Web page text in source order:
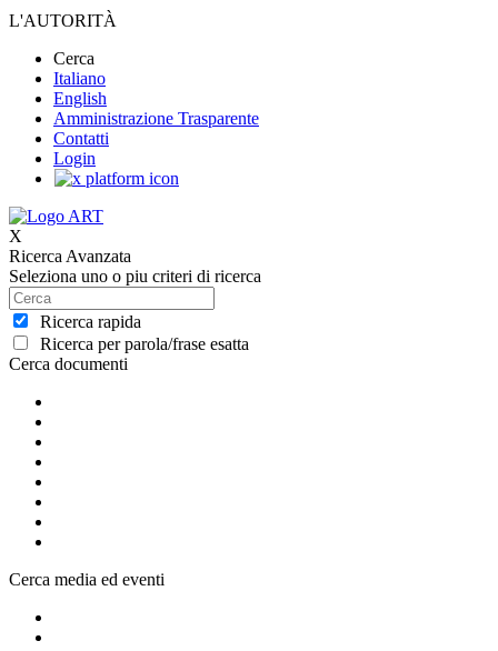
L'AUTORITÀ
Cerca
Italiano
English
Amministrazione Trasparente
Contatti
Login
X
Ricerca Avanzata
Seleziona uno o piu criteri di ricerca
Ricerca rapida
Ricerca per parola/frase esatta
Cerca documenti
Cerca media ed eventi